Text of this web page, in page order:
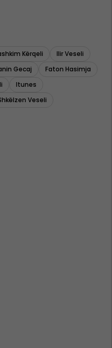
Kërqeli
Ilir Veseli
Gecaj
Faton Hasimja
Itunes
Veseli